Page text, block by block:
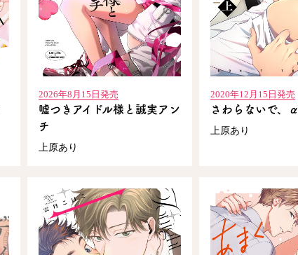
2026年8月15日発売
嘘つきアイドル様と誠実アン
チ
上原あり
2020年12月15日発売
さわらないで
上原あり